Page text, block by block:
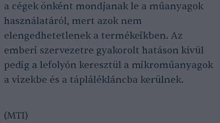
a cégek önként mondjanak le a műanyagok
használatáról, mert azok nem
elengedhetetlenek a termékeikben. Az
emberi szervezetre gyakorolt hatáson kívül
pedig a lefolyón keresztül a mikroműanyagok
a vizekbe és a táplálékláncba kerülnek.
(MTI)